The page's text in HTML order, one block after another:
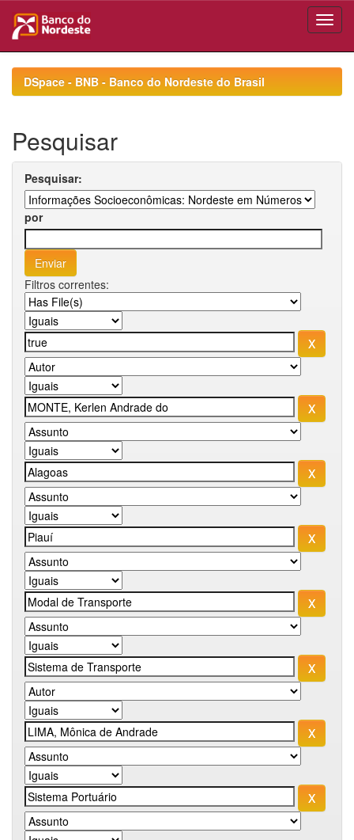
navigationDSpace - BNB - Banco do Nordeste do Brasil
Pesquisar
Pesquisar:
por
Filtros correntes: